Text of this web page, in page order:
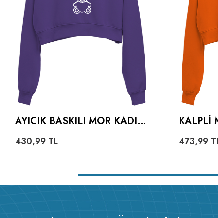
AYICIK BASKILI MOR KADIN
SWEATSHIRT
430,99 TL
KALPLI
HOODIE
473,99